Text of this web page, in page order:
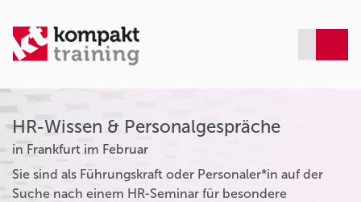
HR-Wissen & Personalgespräche
in Frankfurt im Februar
Sie sind als Führungskraft oder Personaler*in auf der
Suche nach einem HR-Seminar für besondere